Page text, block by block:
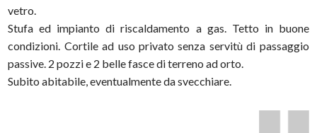
vetro.
Stufa ed impianto di riscaldamento a gas. Tetto in buone
condizioni. Cortile ad uso privato senza servitù di passaggio
passive. 2 pozzi e 2 belle fasce di terreno ad orto.
Subito abitabile, eventualmente da svecchiare.